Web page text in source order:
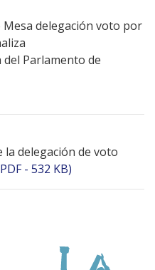
delegación voto por
del Parlamento de
la delegación de voto
- 532 KB)